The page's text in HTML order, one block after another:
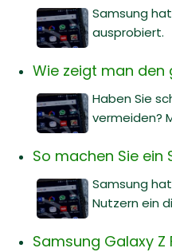
Samsung
ausprobiert.
Wie zeigt man den
Haben Sie
vermeiden?
So machen Sie ein
Samsung
Nutzern ein
Samsung Galaxy